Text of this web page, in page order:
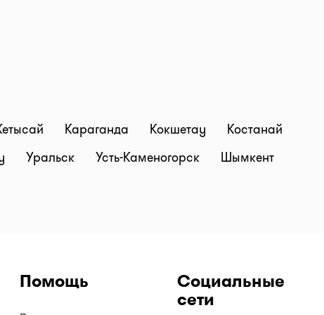
Караганда Кокшетау
Костанай
Уральск Усть-Каменогорск
Шымкент
Помощь Социальные
сети